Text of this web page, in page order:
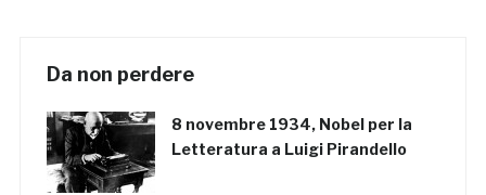
Da non perdere
8 novembre 1934, Nobel per la
Letteratura a Luigi Pirandello